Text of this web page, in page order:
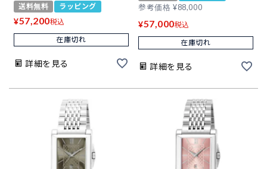
送料無料 ラッピング
¥57,200税込
在庫切れ
詳細を見る
参考価格 ¥88,000
¥57,000税込
在庫切れ
詳細を見る